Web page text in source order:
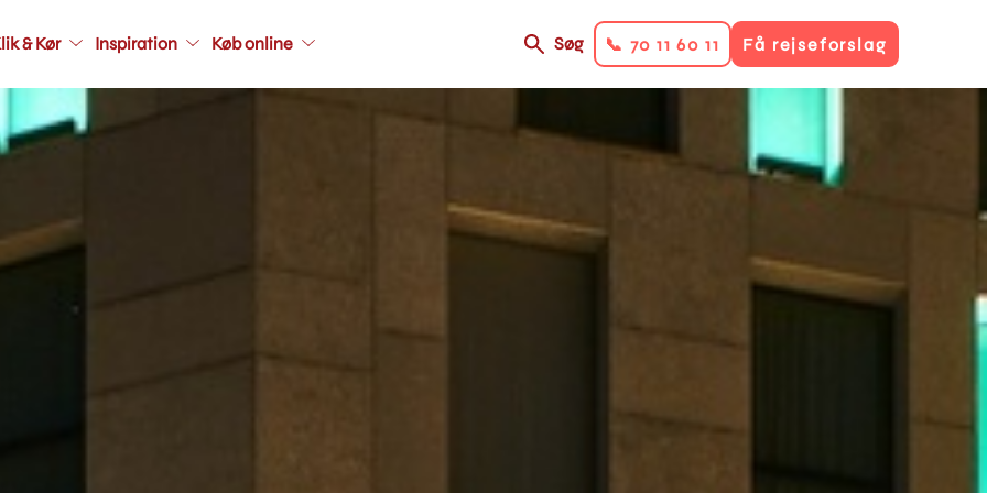
& Kør Inspiration Køb online
secondary
Søg 📞 70 11 60 11 Få rejseforslag